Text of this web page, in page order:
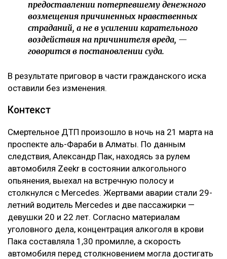
предоставлении потерпевшему денежного
возмещения причиненных нравственных
страданий, а не в усилении карательного
воздействия на причинителя вреда, —
говорится в постановлении суда.
В результате приговор в части гражданского иска
оставили без изменения.
Контекст
Смертельное ДТП произошло в ночь на 21 марта на
проспекте аль-Фараби в Алматы. По данным
следствия, Александр Пак, находясь за рулем
автомобиля Zeekr в состоянии алкогольного
опьянения, выехал на встречную полосу и
столкнулся с Mercedes. Жертвами аварии стали 29-
летний водитель Mercedes и две пассажирки —
девушки 20 и 22 лет. Согласно материалам
уголовного дела, концентрация алкоголя в крови
Пака составляла 1,30 промилле, а скорость
автомобиля перед столкновением могла достигать